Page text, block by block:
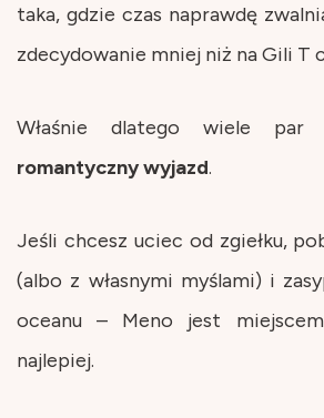
taka, gdzie czas naprawdę
zdecydowanie mniej niż na Gili T
Właśnie dlatego wiele
romantycznywyjazd.
Jeśli chcesz uciec od zgiełku,
(albo z własnymi myślami) i
oceanu – Meno jest
najlepiej.